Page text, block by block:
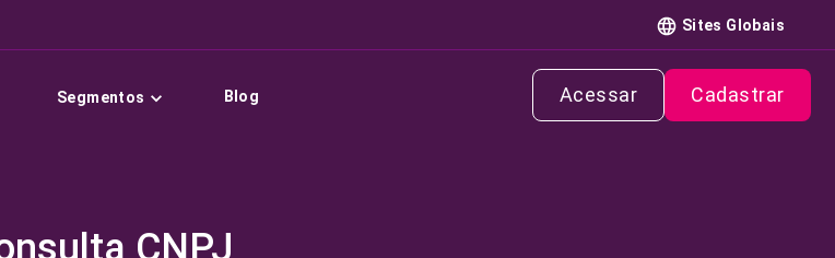
Sites Globais
Segmentos Blog Acessar Cadastrar
CNPJ